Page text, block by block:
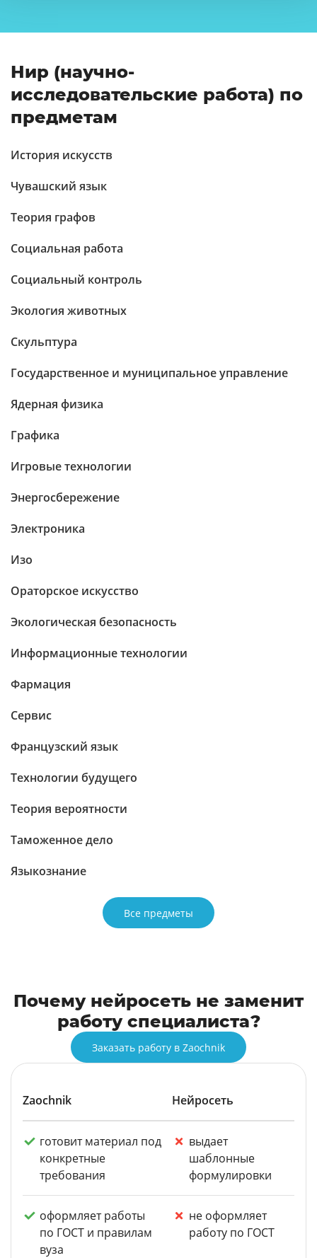
Нир (научно-
исследовательские работа) по
предметам
История искусств
Чувашский язык
Теория графов
Социальная работа
Социальный контроль
Экология животных
Скульптура
Государственное и муниципальное управление
Ядерная физика
Графика
Игровые технологии
Энергосбережение
Электроника
Изо
Ораторское искусство
Экологическая безопасность
Информационные технологии
Фармация
Сервис
Французский язык
Технологии будущего
Теория вероятности
Таможенное дело
Языкознание
Все предметы
Почему нейросеть не заменит
работу специалиста?
Заказать работу в Zaochnik
Zaochnik Нейросеть
готовит материал под
конкретные
требования
выдает
шаблонные
формулировки
оформляет работы
по ГОСТ и правилам
вуза
не оформляет
работу по ГОСТ